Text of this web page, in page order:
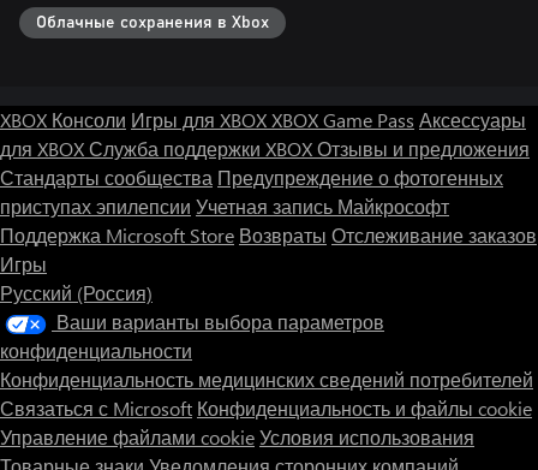
Облачные сохранения в Xbox
XBOX Консоли Игры для XBOXXBOX Game Pass Аксессуары
для XBOXСлужба поддержки XBOXОтзывы и предложения
Стандарты сообщества Предупреждение о фотогенных
приступах эпилепсии Учетная запись Майкрософт
Поддержка Microsoft Store Возвраты Отслеживание заказов
Игры
Русский (Россия)
Ваши варианты выбора параметров
конфиденциальности
Конфиденциальность медицинских сведений потребителей
Связаться с Microsoft Конфиденциальность и файлы cookie
Управление файлами cookieУсловия использования